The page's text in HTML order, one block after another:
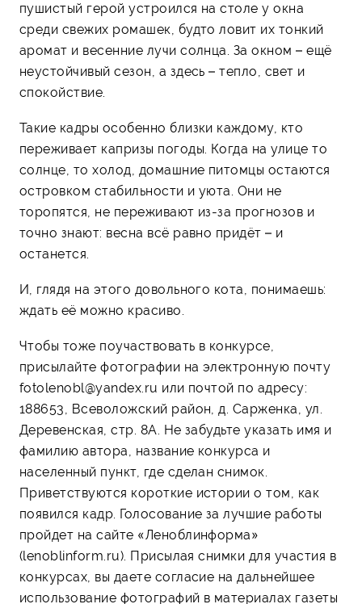
пушистый герой устроился на столе у окна
среди свежих ромашек, будто ловит их тонкий
аромат и весенние лучи солнца. За окном – ещё
неустойчивый сезон, а здесь – тепло, свет и
спокойствие.
Такие кадры особенно близки каждому, кто
переживает капризы погоды. Когда на улице то
солнце, то холод, домашние питомцы остаются
островком стабильности и уюта. Они не
торопятся, не переживают из-за прогнозов и
точно знают: весна всё равно придёт – и
останется.
И, глядя на этого довольного кота, понимаешь:
ждать её можно красиво.
Чтобы тоже поучаствовать в конкурсе,
присылайте фотографии на электронную почту
fotolenobl@yandex.ru или почтой по адресу:
188653, Всеволожский район, д. Сарженка, ул.
Деревенская, стр. 8А. Не забудьте указать имя и
фамилию автора, название конкурса и
населенный пункт, где сделан снимок.
Приветствуются короткие истории о том, как
появился кадр. Голосование за лучшие работы
пройдет на сайте «Леноблинформа»
(lenoblinform.ru). Присылая снимки для участия в
конкурсах, вы даете согласие на дальнейшее
использование фотографий в материалах газеты